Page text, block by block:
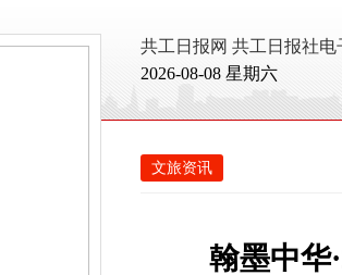
共工日报网 共工日报社电
2026-08-08 星期六
文旅资讯
翰墨中华